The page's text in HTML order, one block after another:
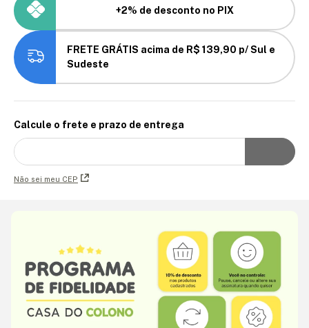
+2% de desconto no PIX
FRETE GRÁTIS acima de R$ 139,90 p/ Sul e
Sudeste
Calcule o frete e prazo de entrega
Não sei meu CEP